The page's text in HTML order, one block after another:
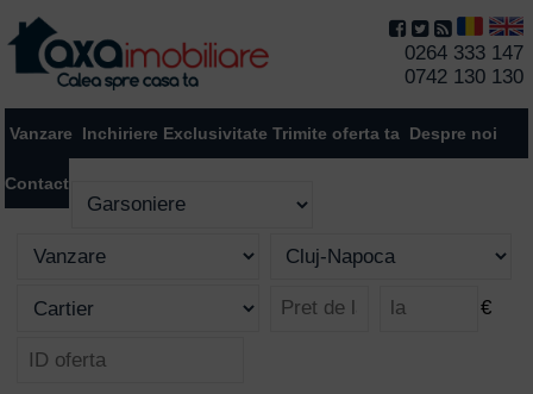
0264 333 147
0742 130 130
Vanzare Inchiriere Exclusivitate Trimite oferta ta Despre noi
Contact
€